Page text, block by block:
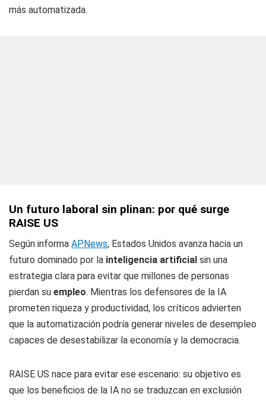
más automatizada.
Un futuro laboral sin plinan: por qué surge
RAISE US
Según informa APNews, Estados Unidos avanza hacia un
futuro dominado por la inteligencia artificial sin una
estrategia clara para evitar que millones de personas
pierdan su empleo. Mientras los defensores de la IA
prometen riqueza y productividad, los críticos advierten
que la automatización podría generar niveles de desempleo
capaces de desestabilizar la economía y la democracia.
RAISE US nace para evitar ese escenario: su objetivo es
que los beneficios de la IA no se traduzcan en exclusión